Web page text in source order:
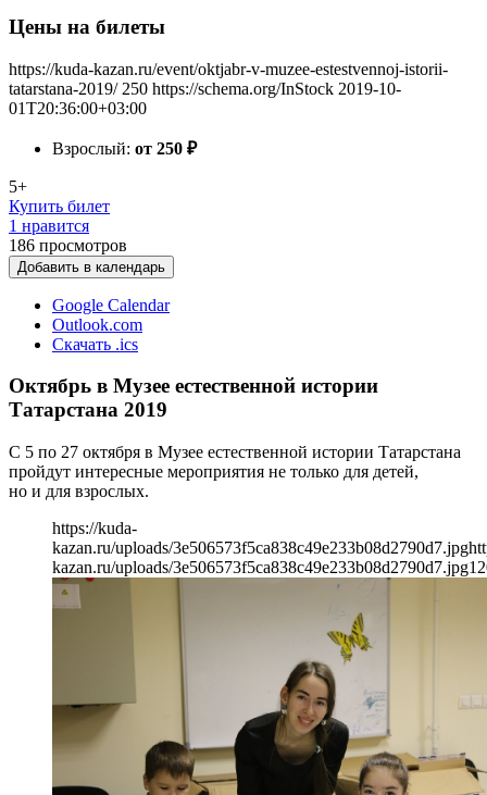
Цены на билеты
https://kuda-kazan.ru/event/oktjabr-v-muzee-estestvennoj-istorii-
tatarstana-2019/ 250 https://schema.org/InStock 2019-10-
01T20:36:00+03:00
Взрослый: от 250 ₽
5+
Купить билет
1 нравится
186 просмотров
Добавить в календарь
Google Calendar
Outlook.com
Скачать .ics
Октябрь в Музее естественной истории
Татарстана 2019
С 5 по 27 октября в Музее естественной истории Татарстана
пройдут интересные мероприятия не только для детей,
но и для взрослых.
https://kuda-
kazan.ru/uploads/3e506573f5ca838c49e233b08d2790d7.jpg
kazan.ru/uploads/3e506573f5ca838c49e233b08d2790d7.jpg